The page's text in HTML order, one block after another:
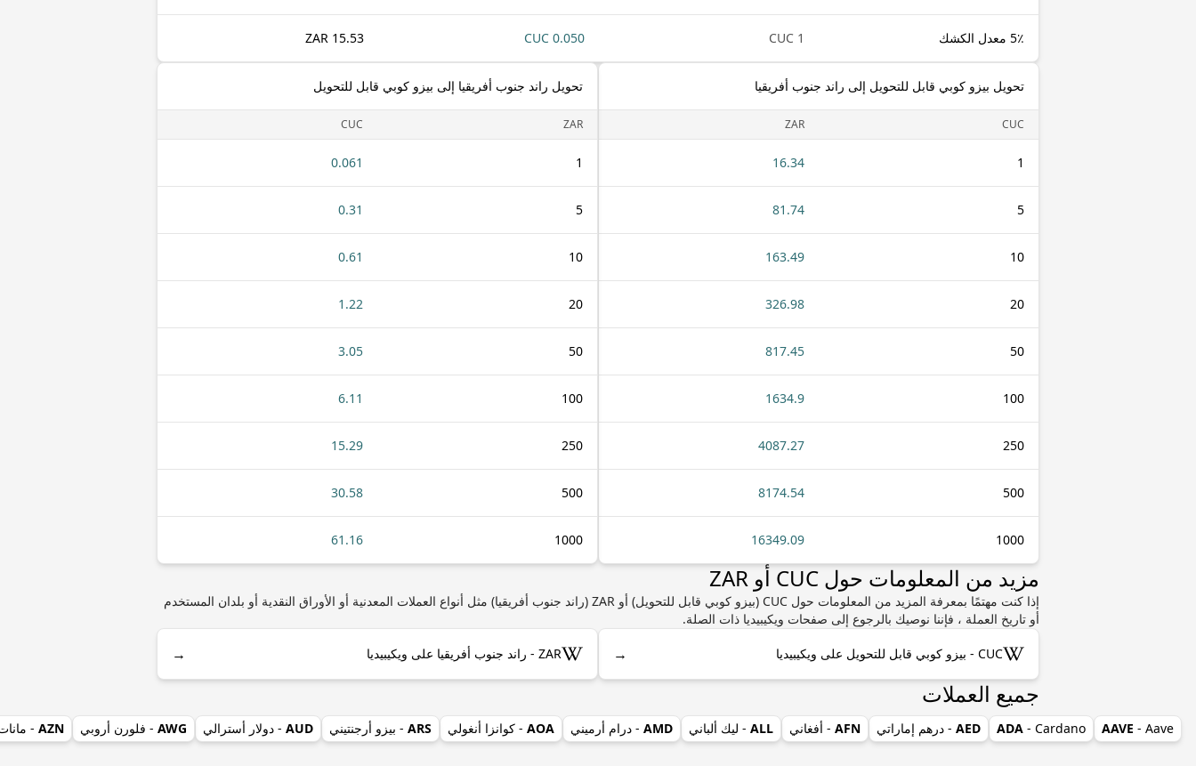
5٪ معدل الكشك 1 CUC
0.050 CUC
15.53 ZAR
تحويل بيزو كوبي قابل للتحويل إلى راند جنوب أفريقيا
CUC
ZAR
1
16.34
5
81.74
10
163.49
20
326.98
50
817.45
100
1634.9
250
4087.27
500
8174.54
1000
16349.09
تحويل راند جنوب أفريقيا إلى بيزو كوبي قابل للتحويل
ZAR
CUC
1
0.061
5
0.31
10
0.61
20
1.22
50
3.05
100
6.11
250
15.29
500
30.58
1000
61.16
مزيد من المعلومات حول CUC أو ZAR
إذا كنت مهتمًا بمعرفة المزيد من المعلومات حول CUC (بيزو كوبي قابل للتحويل) أو ZAR (راند جنوب أفريقيا) مثل أنواع العملات المعدنية أو الأوراق النقدية أو بلدان المستخدم
أو تاريخ العملة ، فإننا نوصيك بالرجوع إلى صفحات ويكيبيديا ذات الصلة.
CUC - بيزو كوبي قابل للتحويل على ويكيبيديا → ZAR - راند جنوب أفريقيا على ويكيبيديا →
جميع العملات
AAVE - Aave
ADA - Cardano
AED - درهم إماراتي AFN - أفغاني ALL - ليك ألباني AMD - درام أرميني AOA - كوانزا أنغولي ARS - بيزو أرجنتيني AUD - دولار أسترالي AWG - فلورن أروبي AZN
-